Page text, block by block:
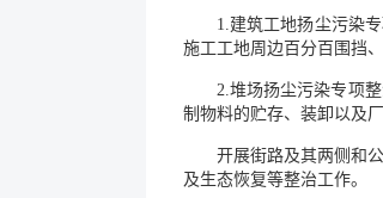
1.建筑工地扬尘污染
施工工地周边百分百围挡
2.堆场扬尘污染专项
制物料的贮存、装卸以及
开展街路及其两侧和
及生态恢复等整治工作。